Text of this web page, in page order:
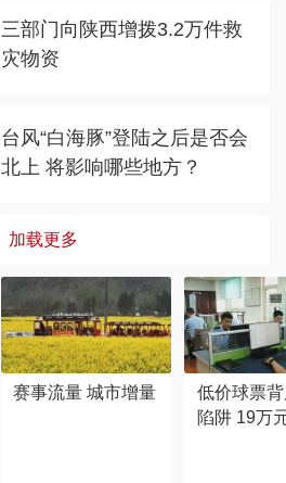
三部门向陕西增拨3.2万件救
灾物资
台风“白海豚”登陆之后是否会
北上 将影响哪些地方？
加载更多
赛事流量 城市增量
低价球票
陷阱 19万